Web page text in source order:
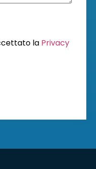
la Privacy